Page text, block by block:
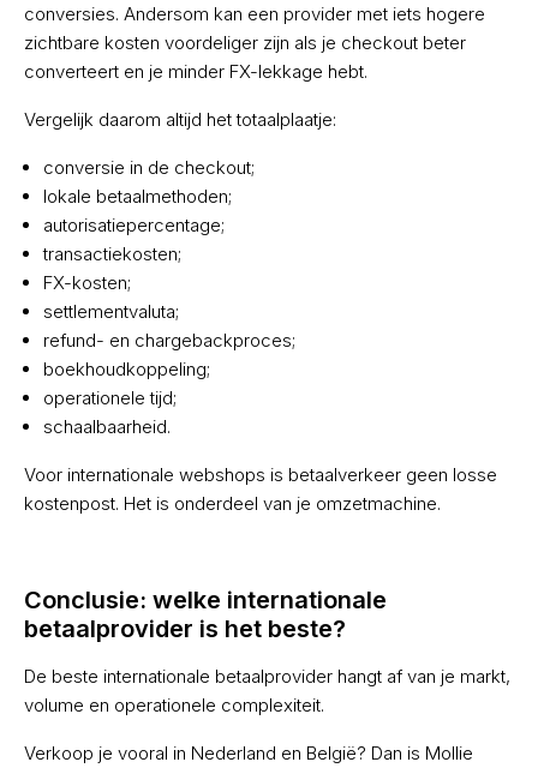
conversies. Andersom kan een provider met iets hogere
zichtbare kosten voordeliger zijn als je checkout beter
converteert en je minder FX-lekkage hebt.
Vergelijk daarom altijd het totaalplaatje:
conversie in de checkout;
lokale betaalmethoden;
autorisatiepercentage;
transactiekosten;
FX-kosten;
settlementvaluta;
refund- en chargebackproces;
boekhoudkoppeling;
operationele tijd;
schaalbaarheid.
Voor internationale webshops is betaalverkeer geen losse
kostenpost. Het is onderdeel van je omzetmachine.
Conclusie: welke internationale
betaalprovider is het beste?
De beste internationale betaalprovider hangt af van je markt,
volume en operationele complexiteit.
Verkoop je vooral in Nederland en België? Dan is Mollie